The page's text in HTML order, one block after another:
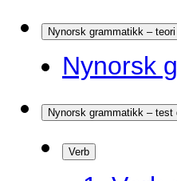
Nynorsk grammatikk – teori
Nynorsk
Nynorsk grammatikk – test
Verb